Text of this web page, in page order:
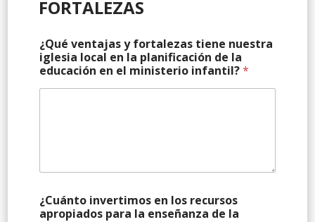
FORTALEZAS
¿Qué ventajas y fortalezas tiene nuestra
iglesia local en la planificación de la
educación en el ministerio infantil?*
¿Cuánto invertimos en los recursos
apropiados para la enseñanza de la